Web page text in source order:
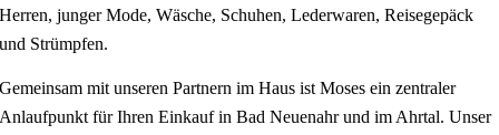
Herren, junger Mode, Wäsche, Schuhen, Lederwaren, Reisegepäck
und Strümpfen.
Gemeinsam mit unseren Partnern im Haus ist Moses ein zentraler
Anlaufpunkt für Ihren Einkauf in Bad Neuenahr und im Ahrtal. Unser